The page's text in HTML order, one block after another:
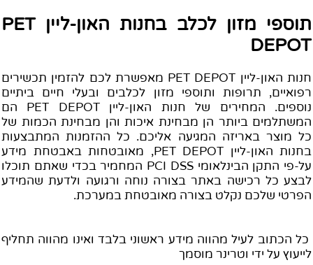
תוספי מזון לכלב בחנות האון-ליין PET
חנות האון-ליין PET DEPOT מאפשרת לכם להזמין תכשירים
תרופות ותוספי מזון לכלבים ובעלי חיים ביתיים
נוספים. המחירים של חנות האון-ליין PET DEPOT הם
ביותר הן מבחינת איכות והן מבחינת הכמות של
מוצר באריזה המגיעה אליכם. כל ההזמנות המתבצעות
בחנות האון-ליין PET DEPOT, מאובטחות באבטחת מידע
על-פי התקן הבינלאומי PCI DSS המחמיר בכדי שאתם תוכלו
כל רכישה באתר בצורה נוחה ורגועה ולדעת שהמידע
שלכם נקלט בצורה מאובטחת במערכת.
הכתוב לעיל מהווה מידע ראשוני בלבד ואינו מהווה תחליף
על ידי וטרינר מוסמך